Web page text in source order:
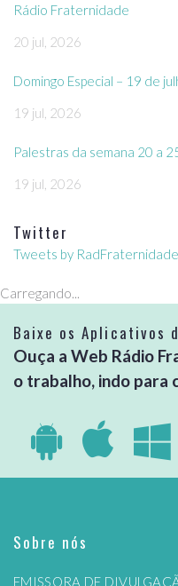
Rádio Fraternidade
20 jul, 2026
Domingo Especial – 19 de
19 jul, 2026
Palestras da semana 20 a
19 jul, 2026
Twitter
Tweets by RadFraternidade
Carregando...
Baixe os Aplicativos
Ouça a Web Rádio
o trabalho, indo para
Sobre nós
EMISSORA DE